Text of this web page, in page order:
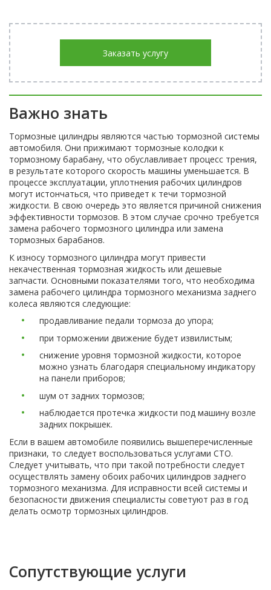
Заказать услугу
Важно знать
Тормозные цилиндры являются частью тормозной системы
автомобиля. Они прижимают тормозные колодки к
тормозному барабану, что обуславливает процесс трения,
в результате которого скорость машины уменьшается. В
процессе эксплуатации, уплотнения рабочих цилиндров
могут истончаться, что приведет к течи тормозной
жидкости. В свою очередь это является причиной снижения
эффективности тормозов. В этом случае срочно требуется
замена рабочего тормозного цилиндра или замена
тормозных барабанов.
К износу тормозного цилиндра могут привести
некачественная тормозная жидкость или дешевые
запчасти. Основными показателями того, что необходима
замена рабочего цилиндра тормозного механизма заднего
колеса являются следующие:
продавливание педали тормоза до упора;
при торможении движение будет извилистым;
снижение уровня тормозной жидкости, которое
можно узнать благодаря специальному индикатору
на панели приборов;
шум от задних тормозов;
наблюдается протечка жидкости под машину возле
задних покрышек.
Если в вашем автомобиле появились вышеперечисленные
признаки, то следует воспользоваться услугами СТО.
Следует учитывать, что при такой потребности следует
осуществлять замену обоих рабочих цилиндров заднего
тормозного механизма. Для исправности всей системы и
безопасности движения специалисты советуют раз в год
делать осмотр тормозных цилиндров.
Сопутствующие услуги